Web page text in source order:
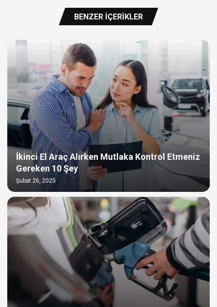
BENZER İÇERIKLER
İkinci El Araç Alırken Mutlaka Kontrol Etmeniz
Gereken 10 Şey
Şubat 26, 2025